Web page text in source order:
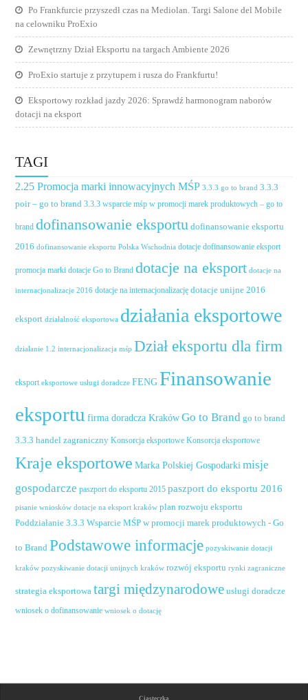
Po Frankfurcie przyszedł czas na Mediolan. Targi Salone del Mobile
na celowniku ProExio
Zewnętrzny Dział Eksportu na targach Ambiente 2026
ProExio startuje z przytupem i rusza do Frankfurtu!
Eksportowy rozkład jazdy 2026: Sprawdź harmonogram naborów
dotacji na eksport
TAGI
2.25 Promocja marki innowacyjnych MŚP 3.3.3 go to brand 3.3.3
poir – go to brand 3.3.3 wsparcie mśp w promocji marek produktowych – go to
brand dofinansowanie eksportu dofinansowanie eksportu
2016 dofinansowanie eksportu Polska Wschodnia dotacje dofinansowanie eksport
promocja marki dotacje Go to Brand dotacje na eksport dotacje na
internacjonalizacje 2016 dotacje na internacjonalizację dotacje unijne 2016
eksport działalność eksportowa działania eksportowe
działanie 1.2 internacjonalizacja mśp Dział eksportu dla firm
eksport eksportowe usługi doradcze FENG Finansowanie
eksportu firma doradcza Kraków Go to Brand go to brand
3.3.3 handel zagraniczny Konsorcja eksportowe Konsorcja eksportowe
Kraje eksportowe Marka Polskiej Gospodarki misje
gospodarcze paszport do eksportu 2015 paszport do eksportu 2016
pisanie wniosków dotacje na eksport kraków plan rozwoju eksportu
Poddziałanie 3.3.3 Wsparcie MŚP w promocji marek produktowych - Go
to Brand Podstawowe informacje pozyskiwanie dotacji
kraków pozyskiwanie dotacji unijnych kraków rozwój eksportu rynki zagraniczne
strategia eksportowa targi międzynarodowe usługi doradcze
wniosek o dofinansowanie wniosek o dotację